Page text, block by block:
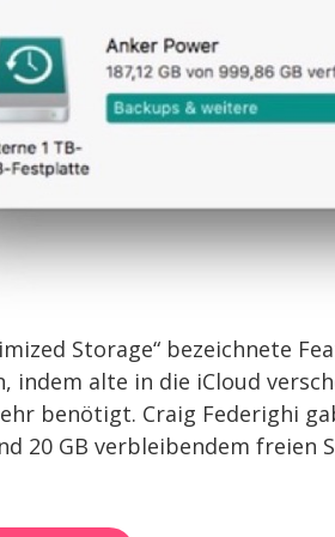
Storage“ bezeichnete
indem alte in die iCloud
benötigt. Craig Federighi
20 GB verbleibendem freien